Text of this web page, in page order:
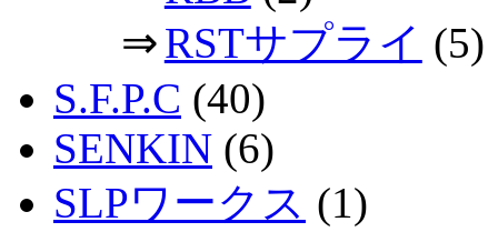
⇒RSTサプライ (5)
S.F.P.C (40)
SENKIN (6)
SLPワークス (1)